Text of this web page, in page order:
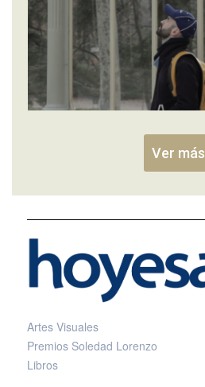
Ver más
Artes Visuales
Premios Soledad Lorenzo
Libros